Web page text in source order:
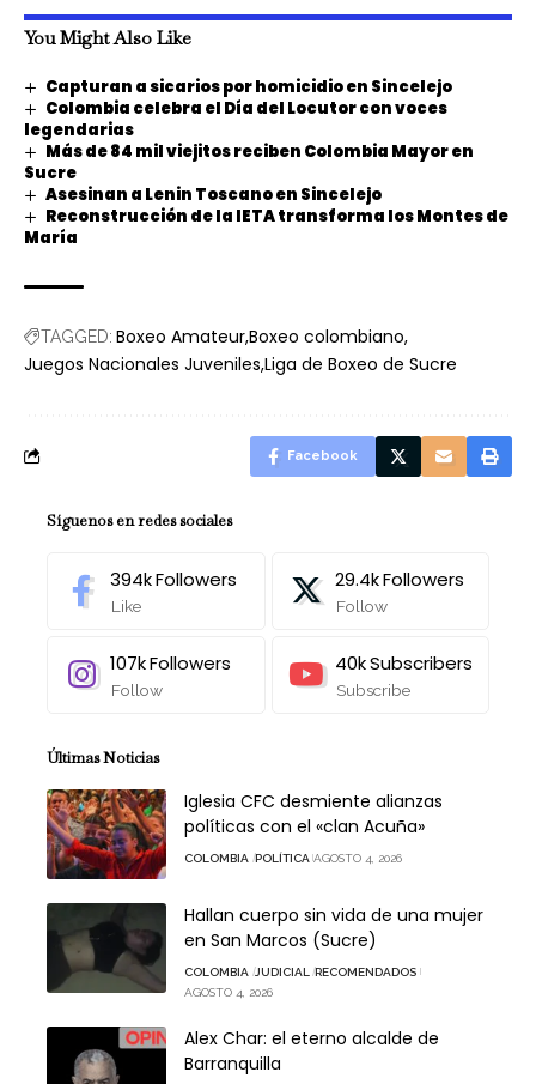
You Might Also Like
Capturan a sicarios por homicidio en Sincelejo
Colombia celebra el Día del Locutor con voces
legendarias
Más de 84 mil viejitos reciben Colombia Mayor en
Sucre
Asesinan a Lenin Toscano en Sincelejo
Reconstrucción de la IETA transforma los Montes de
María
TAGGED: Boxeo AmateurBoxeo colombiano
Juegos Nacionales Juveniles Liga de Boxeo de Sucre
Facebook
Síguenos en redes sociales
394kFollowers
Like
29.4kFollowers
Follow
107kFollowers
Follow
40kSubscribers
Subscribe
Últimas Noticias
Iglesia CFC desmiente alianzas
políticas con el «clan Acuña»
COLOMBIA POLÍTICA AGOSTO 4, 2026
Hallan cuerpo sin vida de una mujer
en San Marcos (Sucre)
COLOMBIA JUDICIAL
RECOMENDADOS
AGOSTO 4, 2026
Alex Char: el eterno alcalde de
Barranquilla